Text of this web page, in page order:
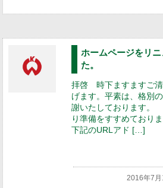
ホームページをリ
た。
拝啓 時下ますますご
げます。平素は、格別
謝いたしております。
り準備をすすめており
下記のURLアド […]
2016年7月